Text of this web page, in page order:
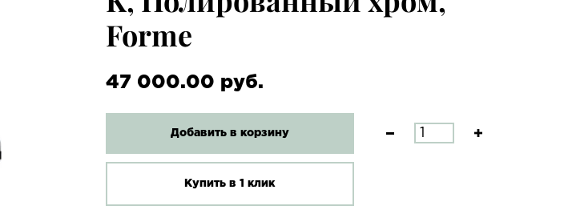
Forme
47 000.00 руб.
Добавить в корзину
Купить в 1 клик